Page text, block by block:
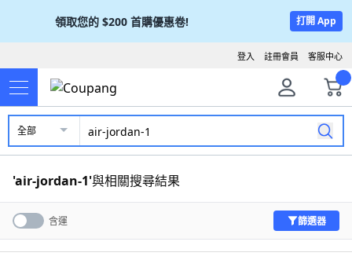
領取您的 $200 首購優惠卷! 打開 App
客服中心
註冊會員
登入
全部
'air-jordan-1'與相關搜尋結果
含運 篩選器